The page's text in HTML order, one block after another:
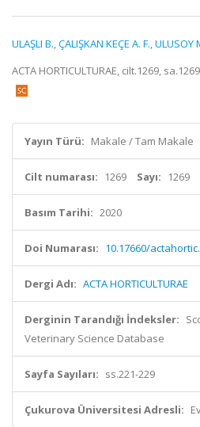
ULAŞLI B.,ÇALIŞKAN KEÇE A. F.,ULUSOY
ACTA HORTICULTURAE, cilt.1269,
Yayın Türü: Makale / Tam Makale
Cilt numarası: 1269 Sayı: 1269
Basım Tarihi: 2020
Doi Numarası: 10.17660/
Dergi Adı: ACTA HORTICULTURAE
Derginin Tarandığı İndeksler:
Veterinary Science Database
Sayfa Sayıları: ss.221-229
Çukurova Üniversitesi Adresli: